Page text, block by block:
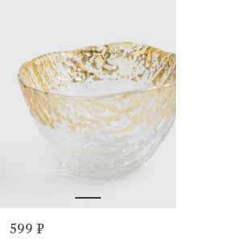
599 ₽